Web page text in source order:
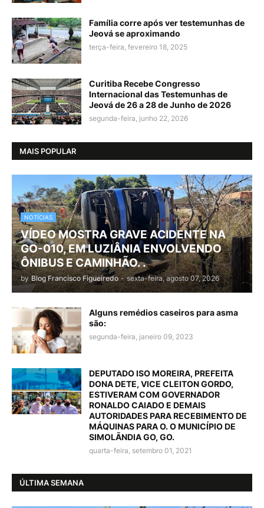
Família corre após ver testemunhas de
Jeová se aproximando
terça-feira, fevereiro 18, 2025
Curitiba Recebe Congresso
Internacional das Testemunhas de
Jeová de 26 a 28 de Junho de 2026
segunda-feira, junho 22, 2026
MAIS POPULAR
NOTÍCIAS
VÍDEO MOSTRA GRAVE ACIDENTE NA
GO-010, EM LUZIÂNIA ENVOLVENDO
ÔNIBUS E CAMINHÃO. .
by Blog Francisco Figueiredo - sexta-feira, agosto 07, 2026
Alguns remédios caseiros para asma
são:
segunda-feira, janeiro 09, 2023
DEPUTADO ISO MOREIRA, PREFEITA
DONA DETE, VICE CLEITON GORDO,
ESTIVERAM COM GOVERNADOR
RONALDO CAIADO E DEMAIS
AUTORIDADES PARA RECEBIMENTO DE
MÁQUINAS PARA O. O MUNICÍPIO DE
SIMOLÃNDIA GO, GO.
quarta-feira, setembro 01, 2021
ÚLTIMA SEMANA